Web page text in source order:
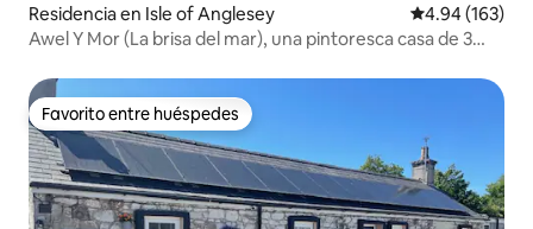
Residencia en Isle of Anglesey Calificación
4.94 (163)
Awel Y Mor (La brisa del mar), una pintoresca casa de 3
Favorito entre huéspedes
Favorito entre huéspedes